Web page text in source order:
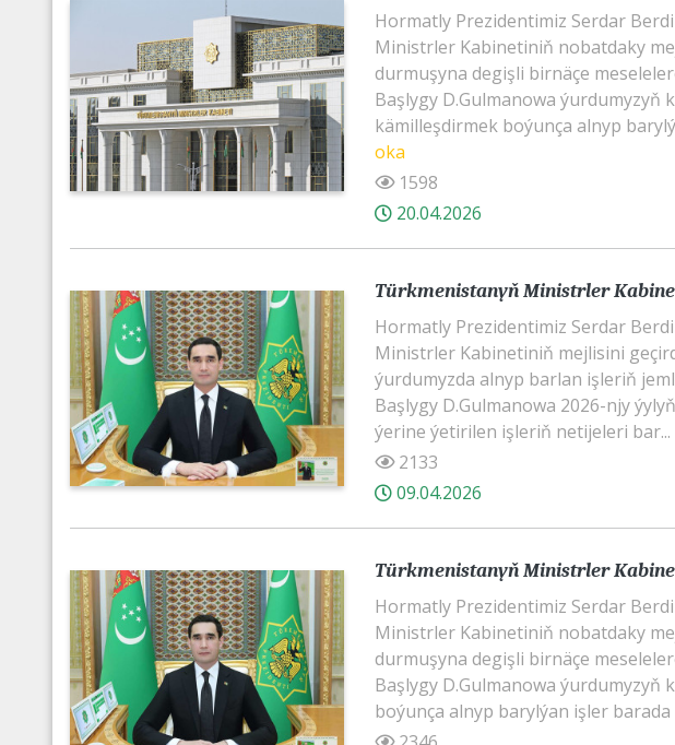
Hormatly Prezidentimiz Serdar
Ministrler Kabinetiniň nobatdaky
durmuşyna degişli birnäçe
Başlygy D.Gulmanowa ýurdumyzyň
kämilleşdirmek boýunça alnyp
oka
1598
20.04.2026
Türkmenistanyň Ministrler
Hormatly Prezidentimiz Serdar
Ministrler Kabinetiniň mejlisini
ýurdumyzda alnyp barlan işleriň
Başlygy D.Gulmanowa 2026-njy
ýerine ýetirilen işleriň netijeleri bar...
2133
09.04.2026
Türkmenistanyň Ministrler
Hormatly Prezidentimiz Serdar
Ministrler Kabinetiniň nobatdaky
durmuşyna degişli birnäçe
Başlygy D.Gulmanowa ýurdumyzyň
boýunça alnyp barylýan işler barada